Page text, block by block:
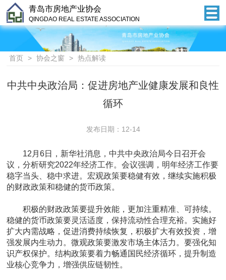
青岛市房地产业协会
QINGDAO REAL ESTATE ASSOCIATION
首页 > 协会之窗 > 热点解读
中共中央政治局：促进房地产业健康发展和良性
循环
发布日期：12-14
12月6日，新华社消息，中共中央政治局今日召开会
议，分析研究2022年经济工作。会议强调，明年经济工作要
稳字当头、稳中求进。宏观政策要稳健有效，继续实施积极
的财政政策和稳健的货币政策。
积极的财政政策要提升效能，更加注重精准、可持续。
稳健的货币政策要灵活适度，保持流动性合理充裕。实施好
扩大内需战略，促进消费持续恢复，积极扩大有效投资，增
强发展内生动力。微观政策要激发市场主体活力。要强化知
识产权保护。结构政策要着力畅通国民经济循环，提升制造
业核心竞争力，增强供应链韧性。